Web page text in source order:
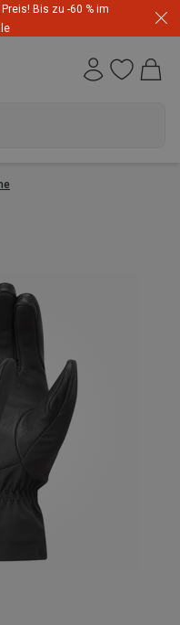
Bis zu -60 % im